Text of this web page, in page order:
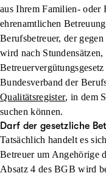
aus Ihrem Familien- oder
ehrenamtlichen
Berufsbetreuer, der
wird nach
Bundesverband der
Qualitätsregister, in dem
suchen können.
Darf der gesetzliche
Tatsächlich handelt es
Betreuer um Angehörige
Absatz 4 des BGB wird